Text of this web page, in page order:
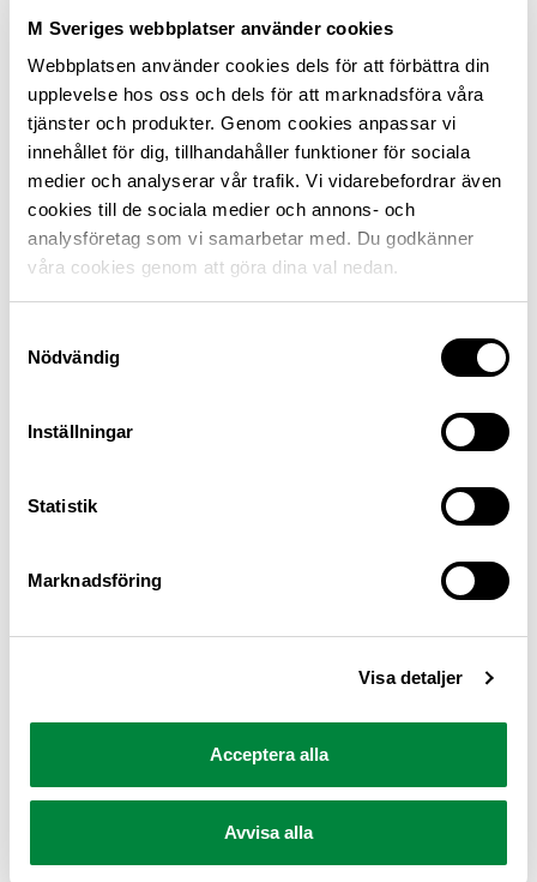
M Sveriges webbplatser använder cookies
Webbplatsen använder cookies dels för att förbättra din
upplevelse hos oss och dels för att marknadsföra våra
tjänster och produkter. Genom cookies anpassar vi
innehållet för dig, tillhandahåller funktioner för sociala
medier och analyserar vår trafik. Vi vidarebefordrar även
cookies till de sociala medier och annons- och
analysföretag som vi samarbetar med. Du godkänner
våra cookies genom att göra dina val nedan.
Nödvändig
Inställningar
Statistik
Marknadsföring
Visa detaljer
Acceptera alla
Avvisa alla
Olle Haglund, Riksförbundet M Sverige
Konsumenttidningen Råd & Röns skamlista över de
företagsom flest klagar på, har tidigare toppats av
marknadsdomstolen har utdömt en
marknadsstörningsavgift på 1,5 miljoner kronor mot ett
otillbörliga marknadsföringsmetoder. Konsumentverket
har också varnat för företagen DinBilGaranti och
Svenskt Fordonsskydd. Ett annat företag i samma
bransch som hittat in på skamlistan är Svenska
Men nu har Patent- och marknadsöverdomstolen gjort
bedömningen att reklamutskicken om garantier inte
utgör en affärsmetod som är att anse som otillbörlig
marknadsföring eller att reklamutskicken kan förbjudas
som vilseledande marknadsföring.